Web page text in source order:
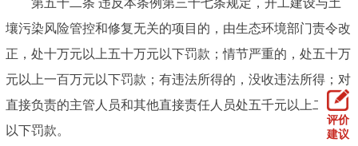
壤污染风险管控和修复无关的项目的，由生态环境部门责令改
正，处十万元以上五十万元以下罚款；情节严重的，处五十万
元以上一百万元以下罚款；有违法所得的，没收违法所得；对
直接负责的主管人员和其他直接责任人员处五千元以上二万元
以下罚款。
评价
建议